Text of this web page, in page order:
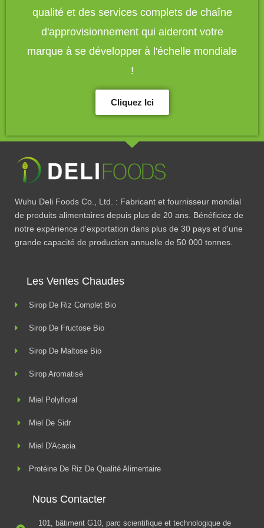
qualité et des services complets de chaîne
d'approvisionnement qui aideront votre
marque à se développer à l'échelle mondiale
!
Cliquez Ici
Wuhu Deli Foods Co., Ltd. : Fabricant et fournisseur mondial
de produits alimentaires depuis plus de 20 ans. Bénéficiez de
notre expérience d'exportation dans plus de 30 pays et d'une
grande capacité de production annuelle de 50 000 tonnes.
Les Ventes Chaudes
Sirop De Riz Complet Bio
Sirop De Fructose Bio
Sirop De Maltose Bio
Sirop Aromatisé
Miel Polyfloral
Miel De Sidr
Miel D'Acacia
Protéine De Riz De Qualité Alimentaire
Nous Contacter
101, bâtiment G10, parc scientifique et technologique de